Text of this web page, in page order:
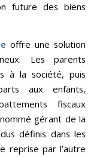
future des biens
offre une solution
Les parents
à la société, puis
aux enfants,
fiscaux
gérant de la
définis dans les
reprise par l’autre